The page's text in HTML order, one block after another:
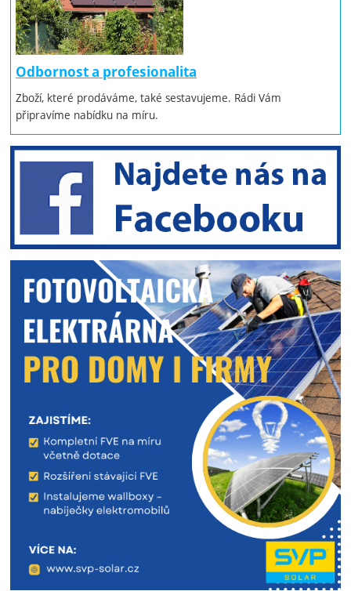
Odbornost a profesionalita
Zboží, které prodáváme, také sestavujeme. Rádi Vám
připravíme nabídku na míru.